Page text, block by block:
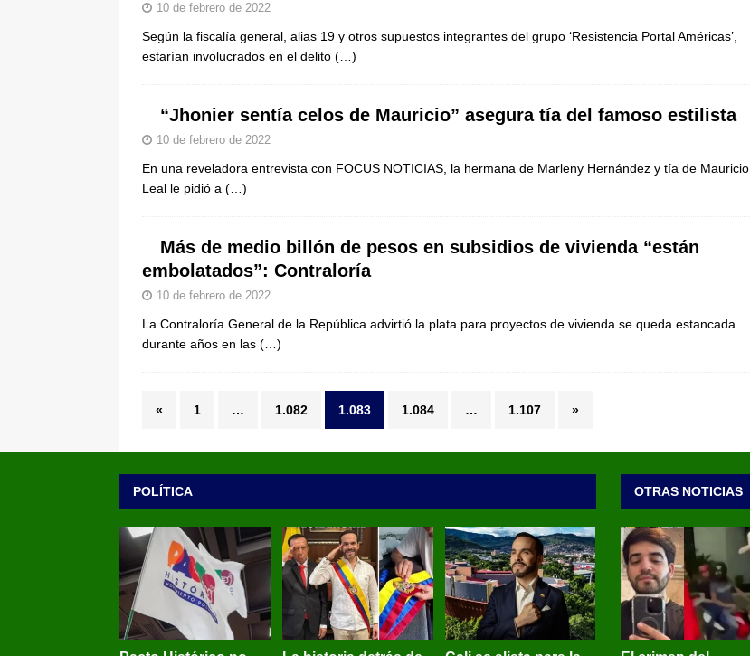
10 de febrero de 2022
Según la fiscalía general, alias 19 y otros supuestos integrantes del grupo ‘Resistencia Portal Américas’,
estarían involucrados en el delito (…)
“Jhonier sentía celos de Mauricio” asegura tía del famoso estilista
10 de febrero de 2022
En una reveladora entrevista con FOCUS NOTICIAS, la hermana de Marleny Hernández y tía de Mauricio
Leal le pidió a (…)
Más de medio billón de pesos en subsidios de vivienda “están
embolatados”: Contraloría
10 de febrero de 2022
La Contraloría General de la República advirtió la plata para proyectos de vivienda se queda estancada
durante años en las (…)
« 1 … 1.082 1.083 1.084 … 1.107 »
POLÍTICA OTRAS NOTICIAS